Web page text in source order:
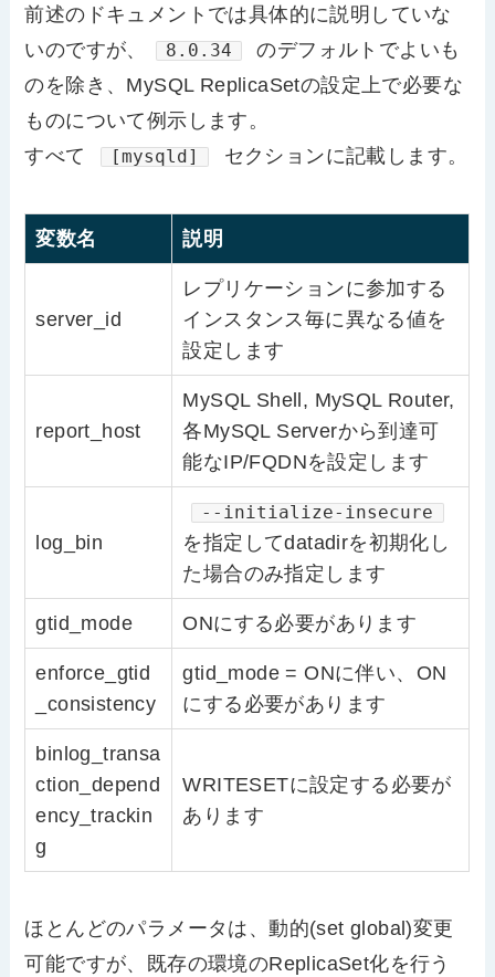
前述のドキュメントでは具体的に説明していな
いのですが、
8.0.34
のデフォルトでよいも
のを除き、MySQL ReplicaSetの設定上で必要な
ものについて例示します。
すべて
[mysqld] セクションに記載します。
変数名 説明
server_id
レプリケーションに参加する
インスタンス毎に異なる値を
設定します
report_host
MySQL Shell, MySQL Router,
各MySQL Serverから到達可
能なIP/FQDNを設定します
log_bin
--initialize-insecure
を指定してdatadirを初期化し
た場合のみ指定します
gtid_mode ONにする必要があります
enforce_gtid
_consistency
gtid_mode = ONに伴い、ON
にする必要があります
binlog_transa
ction_depend
ency_trackin
g
WRITESETに設定する必要が
あります
ほとんどのパラメータは、動的(set global)変更
可能ですが、既存の環境のReplicaSet化を行う